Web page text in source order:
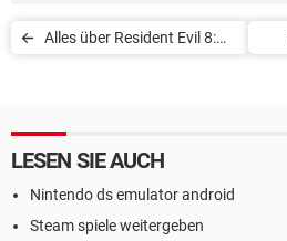
Alles über Resident Evil 8:
LESEN SIE AUCH
Nintendo ds emulator android
Steam spiele weitergeben